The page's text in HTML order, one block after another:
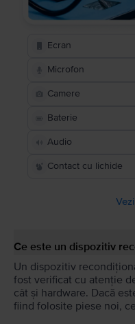
Ecran
Microfon
Camere
Baterie
Audio
Contact cu lichide
Ce este un dispozitiv
Un dispozitiv
fost verificat cu atenție
cât și hardware. Dacă
fiind folosite piese noi,